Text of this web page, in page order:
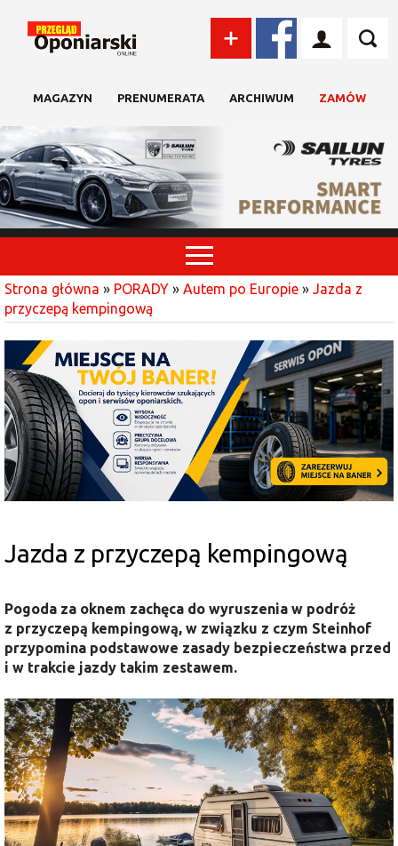
MAGAZYN PRENUMERATA ARCHIWUM ZAMÓW
Strona główna » PORADY » Autem po Europie » Jazda z
przyczepą kempingową
Jazda z przyczepą kempingową
Pogoda za oknem zachęca do wyruszenia w podróż
z przyczepą kempingową, w związku z czym Steinhof
przypomina podstawowe zasady bezpieczeństwa przed
i w trakcie jazdy takim zestawem.